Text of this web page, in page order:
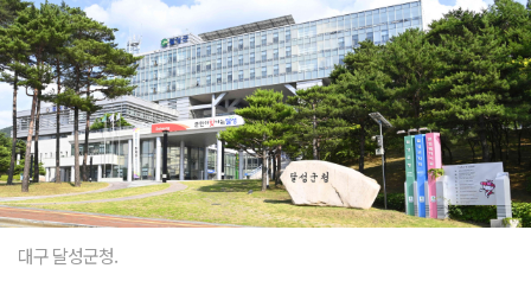
대구 달성군청.